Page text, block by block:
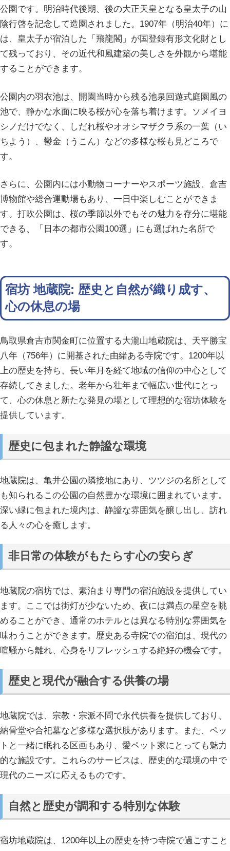
公園です。明治時代後期、後の大正天皇となる皇太子の山
陰行啓を記念して造園されました。1907年（明治40年）に
は、皇太子が宿泊した「飛龍閣」が国登録有形文化財とし
て残っており、その近代和風建築の美しさを外観から堪能
することができます。
公園内の羽衣池は、開園当時から残る池泉回遊式庭園風の
池で、静かな水面に映る桜が心を落ち着けます。ソメイヨ
シノだけでなく、しだれ桜やオオシマザクラ系の一葉（い
ちよう）、鬱金（うこん）などの多様な桜も見どころで
す。
さらに、公園内には小動物コーナーやスポーツ施設、倉吉
博物館や総合運動場もあり、一日中楽しむことができま
す。打吹公園は、桜の季節以外でもその魅力を存分に堪能
できる、「日本の都市公園100選」にも選ばれた名所で
す。
宿坊 地蔵院: 歴史と自然が織り成す、
心の休息の場
鳥取県倉吉市関金町に位置する大瀧山地蔵院は、天平勝宝
八年（756年）に開基された由緒ある寺院です。1200年以
上の歴史を持ち、長い年月を経て地域の信仰の中心として
存続してきました。老年から壮年まで幅広い世代にとっ
て、心の休息と新たな発見の場として理想的な宿坊体験を
提供しています。
歴史に包まれた静謐な環境
地蔵院は、亀井公園の隣接地にあり、ツツジの名所として
も知られるこの公園の自然豊かな環境に囲まれています。
深い緑に包まれた境内は、静謐な雰囲気を醸し出し、訪れ
る人々の心を癒します。
非日常の体験がもたらす心の安らぎ
地蔵院の宿坊では、素泊まり専門の宿泊施設を提供してい
ます。ここでは街灯が少ないため、夜には満点の星空を眺
めることができ、通常のホテルとは異なる特別な雰囲気を
味わうことができます。歴史ある寺院での宿泊は、現代の
喧騒から離れ、心身をリフレッシュする絶好の機会です。
歴史と現代が融合する供養の場
地蔵院では、宗教・宗派不問で永代供養を提供しており、
納骨堂や合祀墓など多様な選択肢があります。また、ペッ
トと一緒に眠れる区画もあり、愛ペット家にとっても魅力
的な施設です。これらのサービスは、歴史的な環境の中で
現代のニーズに応えるものです。
自然と歴史が調和する特別な体験
宿坊地蔵院は、1200年以上の歴史を持つ寺院で過ごすこと